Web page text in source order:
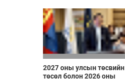
2027 оны улсын төсвийн
төсөл болон 2026 оны